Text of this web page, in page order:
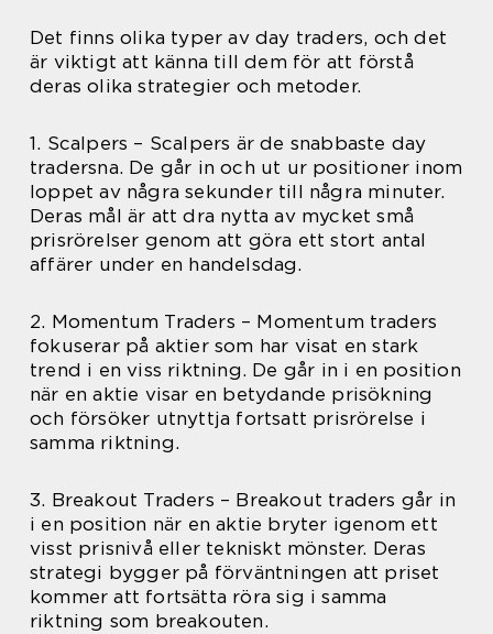
Det finns olika typer av day traders, och det
är viktigt att känna till dem för att förstå
deras olika strategier och metoder.
1. Scalpers – Scalpers är de snabbaste day
tradersna. De går in och ut ur positioner inom
loppet av några sekunder till några minuter.
Deras mål är att dra nytta av mycket små
prisrörelser genom att göra ett stort antal
affärer under en handelsdag.
2. Momentum Traders – Momentum traders
fokuserar på aktier som har visat en stark
trend i en viss riktning. De går in i en position
när en aktie visar en betydande prisökning
och försöker utnyttja fortsatt prisrörelse i
samma riktning.
3. Breakout Traders – Breakout traders går in
i en position när en aktie bryter igenom ett
visst prisnivå eller tekniskt mönster. Deras
strategi bygger på förväntningen att priset
kommer att fortsätta röra sig i samma
riktning som breakouten.